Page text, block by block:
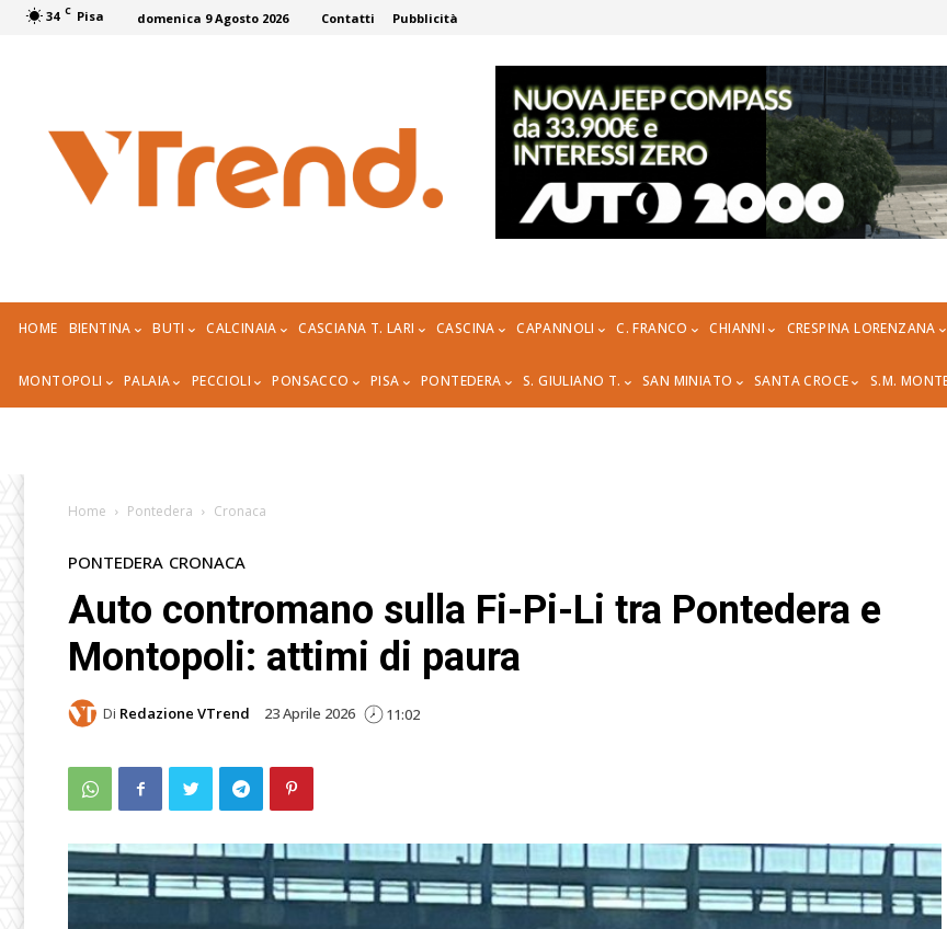
34 C Pisa domenica 9 Agosto 2026 Contatti Pubblicità
HOME BIENTINA BUTI CALCINAIA CASCIANA T. LARI CASCINA CAPANNOLI C. FRANCO CHIANNI CRESPINA LORENZANA
MONTOPOLI PALAIA PECCIOLI PONSACCO PISA PONTEDERA S. GIULIANO T. SAN MINIATO SANTA CROCE S.M.
Home Pontedera Cronaca
PONTEDERA CRONACA
Auto contromano sulla Fi-Pi-Li tra Pontedera e
Montopoli: attimi di paura
Di Redazione VTrend 23 Aprile 2026 11:02